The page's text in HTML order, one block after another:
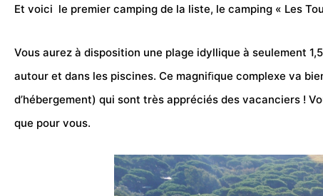
Et voici le premier camping de la liste, le camping « Les
Vous aurez à disposition une plage idyllique à seulement
autour et dans les piscines. Ce magniﬁque complexe va
d’hébergement) qui sont très appréciés des vacanciers !
que pour vous.